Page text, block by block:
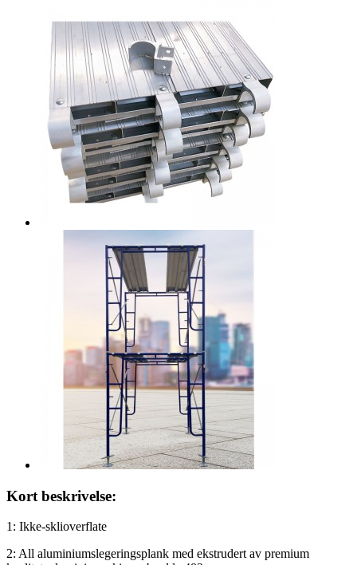
Kort beskrivelse:
1: Ikke-sklioverflate
2: All aluminiumslegeringsplank med ekstrudert av premium